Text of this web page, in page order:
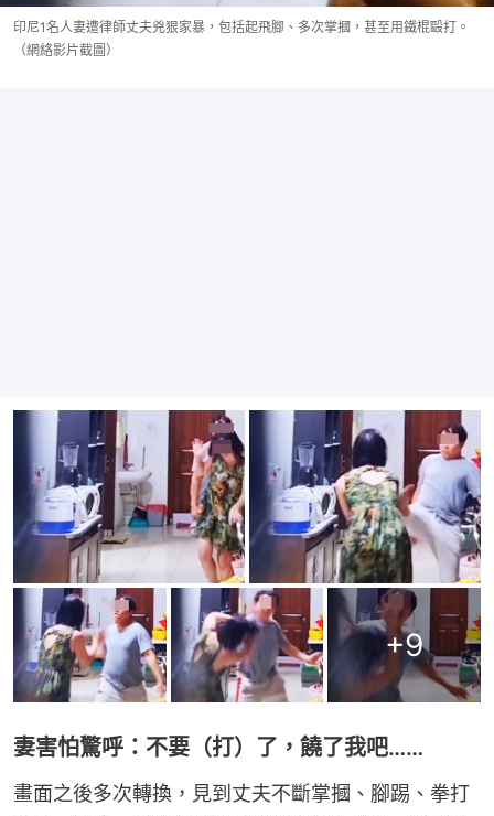
印尼1名人妻遭律師丈夫兇狠家暴，包括起飛腳、多次掌摑，甚至用鐵棍毆打。
（網絡影片截圖）
+9
妻害怕驚呼：不要（打）了，饒了我吧……
畫面之後多次轉換，見到丈夫不斷掌摑、腳踢、拳打